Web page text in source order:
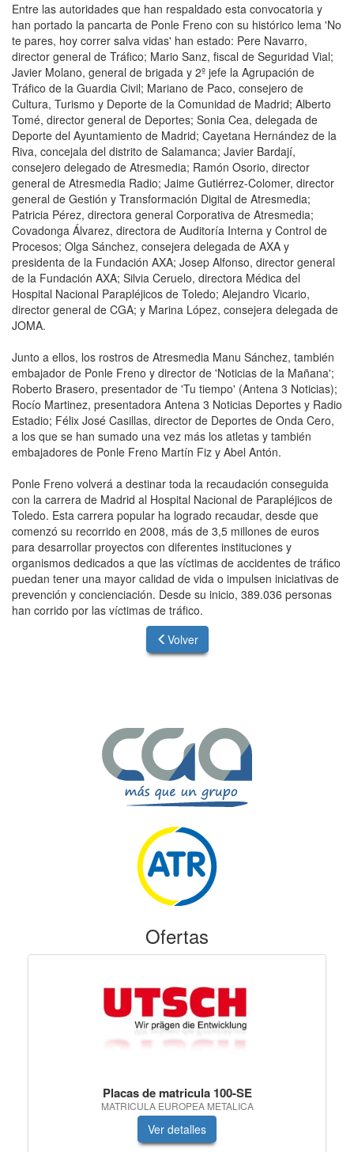
Entre las autoridades que han respaldado esta convocatoria y
han portado la pancarta de Ponle Freno con su histórico lema 'No
te pares, hoy correr salva vidas' han estado: Pere Navarro,
director general de Tráfico; Mario Sanz, fiscal de Seguridad Vial;
Javier Molano, general de brigada y 2º jefe la Agrupación de
Tráfico de la Guardia Civil; Mariano de Paco, consejero de
Cultura, Turismo y Deporte de la Comunidad de Madrid; Alberto
Tomé, director general de Deportes; Sonia Cea, delegada de
Deporte del Ayuntamiento de Madrid; Cayetana Hernández de la
Riva, concejala del distrito de Salamanca; Javier Bardají,
consejero delegado de Atresmedia; Ramón Osorio, director
general de Atresmedia Radio; Jaime Gutiérrez-Colomer, director
general de Gestión y Transformación Digital de Atresmedia;
Patricia Pérez, directora general Corporativa de Atresmedia;
Covadonga Álvarez, directora de Auditoría Interna y Control de
Procesos; Olga Sánchez, consejera delegada de AXA y
presidenta de la Fundación AXA; Josep Alfonso, director general
de la Fundación AXA; Silvia Ceruelo, directora Médica del
Hospital Nacional Parapléjicos de Toledo; Alejandro Vicario,
director general de CGA; y Marina López, consejera delegada de
JOMA.
Junto a ellos, los rostros de Atresmedia Manu Sánchez, también
embajador de Ponle Freno y director de 'Noticias de la Mañana';
Roberto Brasero, presentador de 'Tu tiempo' (Antena 3 Noticias);
Rocío Martinez, presentadora Antena 3 Noticias Deportes y Radio
Estadio; Félix José Casillas, director de Deportes de Onda Cero,
a los que se han sumado una vez más los atletas y también
embajadores de Ponle Freno Martín Fiz y Abel Antón.
Ponle Freno volverá a destinar toda la recaudación conseguida
con la carrera de Madrid al Hospital Nacional de Parapléjicos de
Toledo. Esta carrera popular ha logrado recaudar, desde que
comenzó su recorrido en 2008, más de 3,5 millones de euros
para desarrollar proyectos con diferentes instituciones y
organismos dedicados a que las víctimas de accidentes de tráfico
puedan tener una mayor calidad de vida o impulsen iniciativas de
prevención y concienciación. Desde su inicio, 389.036 personas
han corrido por las víctimas de tráfico.
Volver
Ofertas
Placas de matricula 100-SE
MATRICULA EUROPEA METALICA
Ver detalles